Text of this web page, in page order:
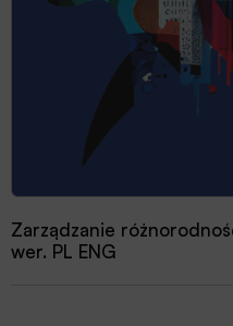
Zarządzanie
wer. PL ENG